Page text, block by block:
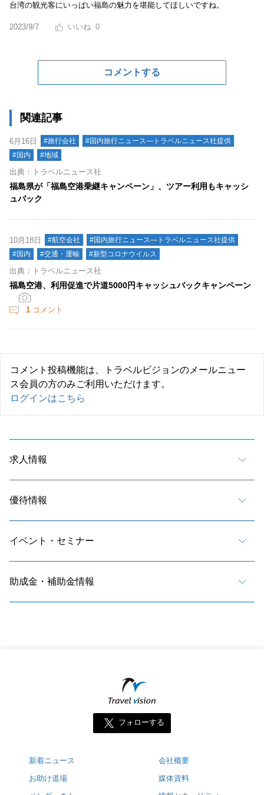
台湾の観光客にいっぱい福島の魅力を堪能してほしいですね。
2023/9/7 0
コメントする
関連記事
6月16日 #旅行会社
#国内旅行ニュース―トラベルニュース社提供
#国内
#地域
出典：トラベルニュース社
福島県が「福島空港乗継キャンペーン」、ツアー利用もキャッシ
ュバック
10月18日 #航空会社
#国内旅行ニュース―トラベルニュース社提供
#国内
#交通・運輸 #新型コロナウイルス
出典：トラベルニュース社
福島空港、利用促進で片道5000円キャッシュバックキャンペーン
1 コメント
コメント投稿機能は、トラベルビジョンのメールニュー
ス会員の方のみご利用いただけます。
ログインはこちら
求人情報
優待情報
イベント・セミナー
助成金・補助金情報
フォローする
新着ニュース
お助け道場
会社概要
媒体資料